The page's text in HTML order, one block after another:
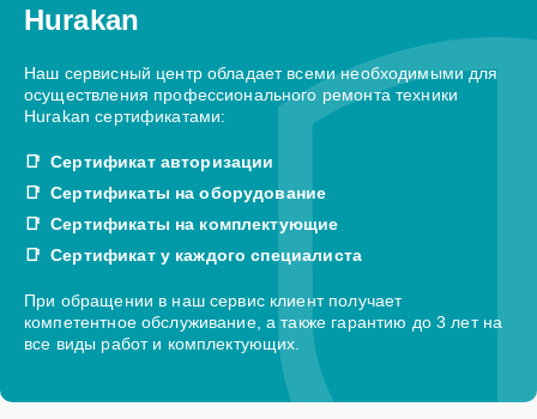
Hurakan
Наш сервисный центр обладает всеми необходимыми для
осуществления профессионального ремонта техники
Hurakan сертификатами:
Сертификат авторизации
Сертификаты на оборудование
Сертификаты на комплектующие
Сертификат у каждого специалиста
При обращении в наш сервис клиент получает
компетентное обслуживание, а также гарантию до 3 лет на
все виды работ и комплектующих.